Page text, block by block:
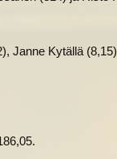
Janne Kytällä